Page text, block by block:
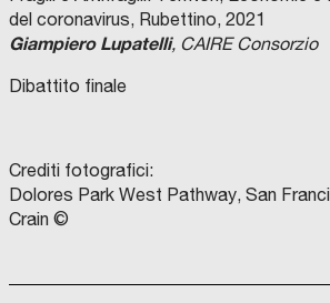
del coronavirus, Rubettino, 2021
Giampiero Lupatelli, CAIRE Consorzio
Dibattito finale
Crediti fotografici:
Dolores Park West Pathway, San
Crain ©